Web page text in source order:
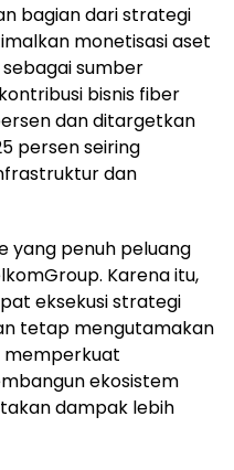
bagian dari strategi
monetisasi aset
sumber
bisnis fiber
dan ditargetkan
persen seiring
dan
yang penuh peluang
Karena itu,
eksekusi strategi
tetap mengutamakan
memperkuat
ekosistem
dampak lebih